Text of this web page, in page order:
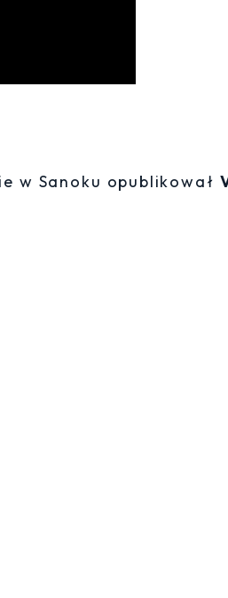
w Sanoku opublikował